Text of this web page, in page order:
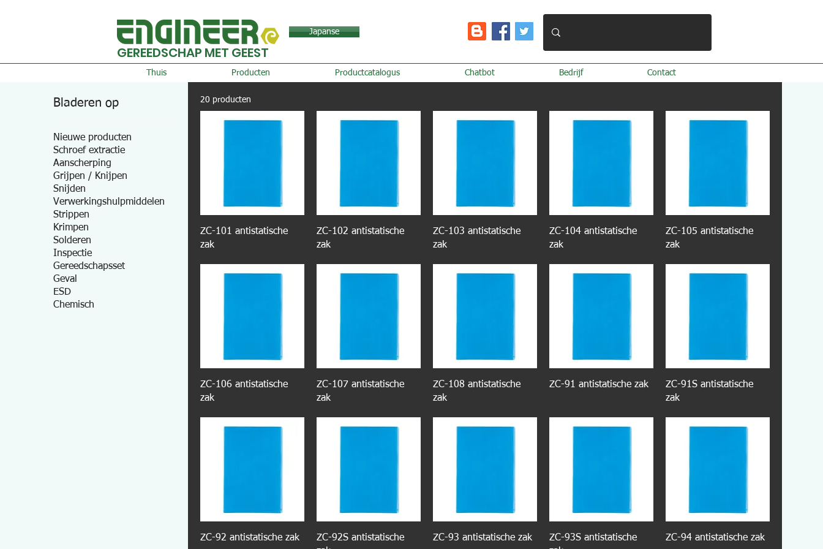
Japanse
GEREEDSCHAP MET GEEST
Thuis Producten Productcatalogus Chatbot Bedrijf Contact
Bladeren op
Nieuwe producten
Schroef extractie
Aanscherping
Grijpen / Knijpen
Snijden
Verwerkingshulpmiddelen
Strippen
Krimpen
Solderen
Inspectie
Gereedschapsset
Geval
ESD
Chemisch
20 producten
ZC-101 antistatische
zak
ZC-102 antistatische
zak
ZC-103 antistatische
zak
ZC-104 antistatische
zak
ZC-105 antistatische
zak
ZC-106 antistatische
zak
ZC-107 antistatische
zak
ZC-108 antistatische
zak
ZC-91 antistatische zak
ZC-91S antistatische
zak
ZC-92 antistatische zak
ZC-92S antistatische
ZC-93 antistatische zak
ZC-93S antistatische
ZC-94 antistatische zak